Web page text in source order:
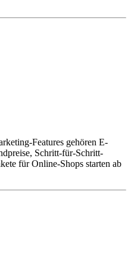
Features gehören E-
Schritt-für-Schritt-
für Online-Shops starten ab